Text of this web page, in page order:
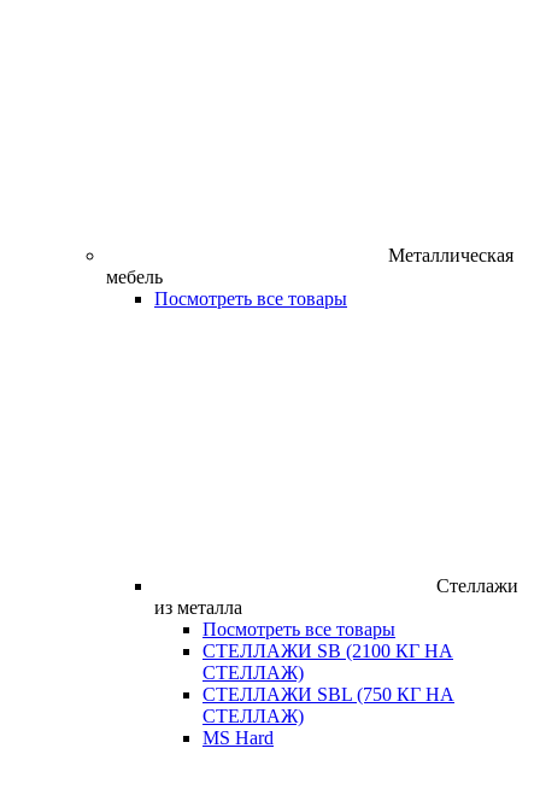
Металлическая
мебель
Посмотреть все товары
Стеллажи
из металла
Посмотреть все товары
СТЕЛЛАЖИ SB (2100 КГ НА
СТЕЛЛАЖ)
СТЕЛЛАЖИ SBL (750 КГ НА
СТЕЛЛАЖ)
MS Hard